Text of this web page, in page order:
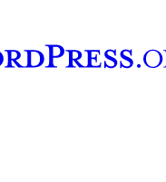
Tumblr